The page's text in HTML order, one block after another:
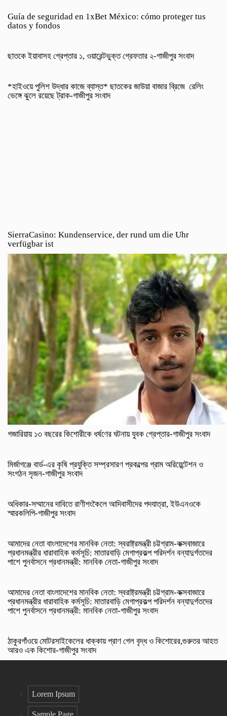
Guía de seguridad en 1xBet México: cómo proteger tus
datos y fondos
ছাতকে ইয়াবাসহ গ্রেপ্তার ১, ওয়ারেন্টভুক্ত গ্রেফতার ২-গাজীপুর সংবাদ
*হাইওয়ে পুলিশ উদ্ধার কাজে ব্যাস্ত* ছাতকের জাউয়া বাজার ব্রিজে রেলিং
ভেঙ্গে ঝুলে রয়েছে ট্রাক-গাজীপুর সংবাদ
SierraCasino: Kundenservice, der rund um die Uhr
verfügbar ist
গজারিয়ায় ১৩ বছরের কিশোরীকে ধর্ষণের ঘটনায় যুবক গ্রেপ্তার-গাজীপুর সংবাদ
​মির্জাগঞ্জে বার্ড-এর কৃষি প্রযুক্তি সম্প্রসারণ প্রকল্পের গ্রাম অরিয়েন্টেশন ও
সংগঠন সৃজন-গাজীপুর সংবাদ
অধিকার-সম্মানের দাবিতে রাণীশংকৈলে আদিবাসীদের পদযাত্রা, ইউএনওকে
স্মারকলিপি-গাজীপুর সংবাদ
আমাদের নেতা বাংলাদেশের মানবিক নেতা: স্বরাষ্ট্রমন্ত্রী চট্টগ্রাম-কক্সবাজারে
প্রধানমন্ত্রীর ধারাবাহিক কর্মসূচি: মাতারবাড়ি মেগাপ্রকল্প পরিদর্শন বন্যাদুর্গতদের
পাশে পুনর্বাসনে প্রধানমন্ত্রী: মানবিক নেতা-গাজীপুর সংবাদ
আমাদের নেতা বাংলাদেশের মানবিক নেতা: স্বরাষ্ট্রমন্ত্রী চট্টগ্রাম-কক্সবাজারে
প্রধানমন্ত্রীর ধারাবাহিক কর্মসূচি: মাতারবাড়ি মেগাপ্রকল্প পরিদর্শন বন্যাদুর্গতদের
পাশে পুনর্বাসনে প্রধানমন্ত্রী: মানবিক নেতা-গাজীপুর সংবাদ
ঠাকুরগাঁওয়ে মোটরসাইকেলের ধাক্কায় প্রাণ গেল বৃদ্ধ ও কিশোরের,গুরুতর আহত
আরও এক কিশোর-গাজীপুর সংবাদ
Lorem Ipsum
Sample Page